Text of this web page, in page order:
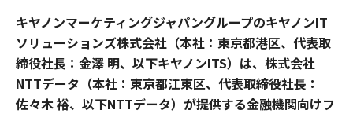
キヤノンマーケティングジャパングループのキヤノンIT
ソリューションズ株式会社（本社：東京都港区、代表取
締役社長：金澤 明、以下キヤノンITS）は、株式会社
NTTデータ（本社：東京都江東区、代表取締役社長：
佐々木 裕、以下NTTデータ）が提供する金融機関向けフ